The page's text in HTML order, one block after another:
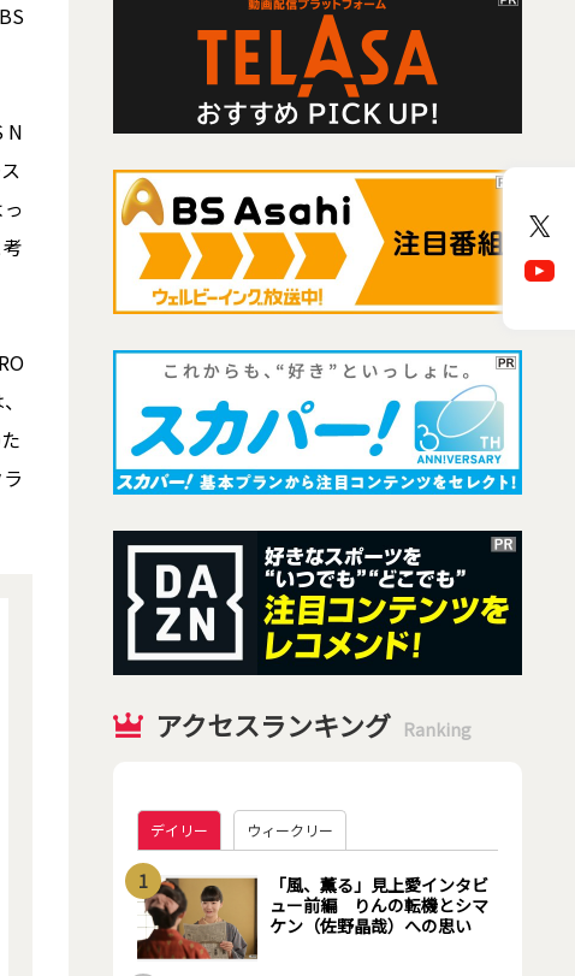
N
アクセスランキング Ranking
デイリー ウィークリー
1
「風、薫る」見上愛インタビ
ュー前編 りんの転機とシマ
ケン（佐野晶哉）への思い